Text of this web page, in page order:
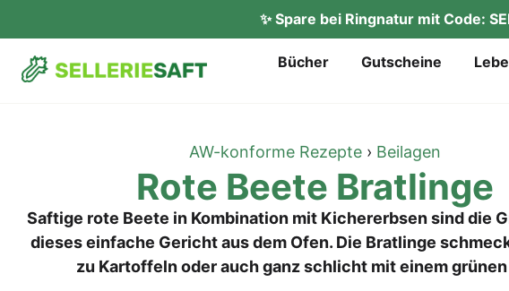
✨ Spare bei Ringnatur mit Code:
Bücher Gut­schei­ne
AW-konforme Rezepte › Beilagen
Rote Bee­te Bratlinge
Saftige rote Beete in Kombination mit Kichererbsen sind die
dieses einfache Gericht aus dem Ofen. Die Bratlinge
zu Kartoffeln oder auch ganz schlicht mit einem grünen